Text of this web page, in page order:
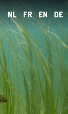
NL FR EN DE